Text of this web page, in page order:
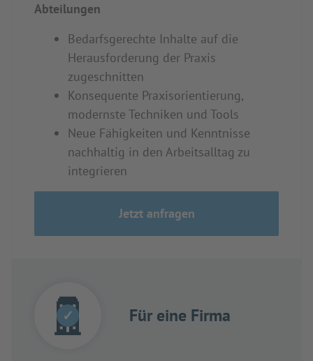
Abteilungen
Bedarfsgerechte Inhalte auf die
Herausforderung der Praxis
zugeschnitten
Konsequente Praxisorientierung,
modernste Techniken und Tools
Neue Fähigkeiten und Kenntnisse
nachhaltig in den Arbeitsalltag zu
integrieren
Jetzt anfragen
✓ Für eine Firma